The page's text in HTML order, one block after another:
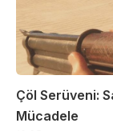
Çöl Serüveni:
Mücadele